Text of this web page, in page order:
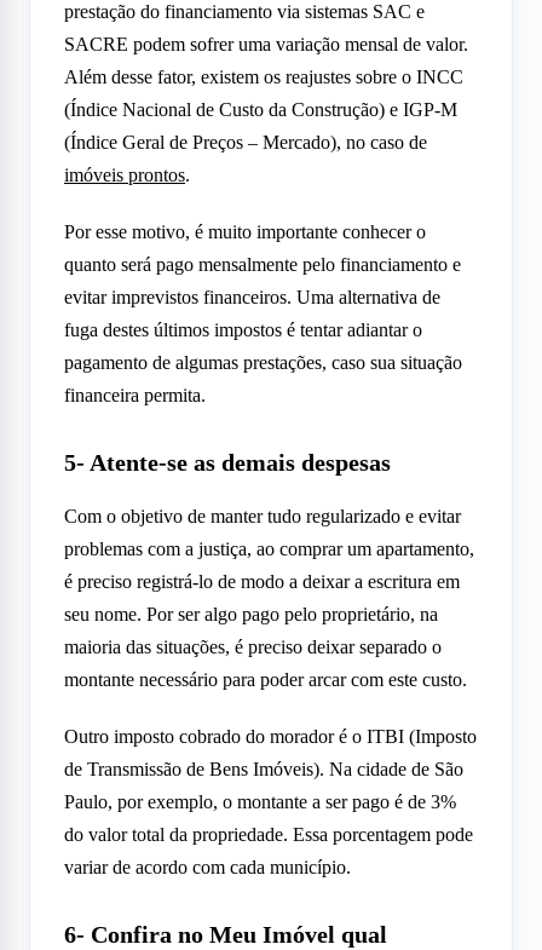
prestação do financiamento via sistemas SAC e
SACRE podem sofrer uma variação mensal de valor.
Além desse fator, existem os reajustes sobre o INCC
(Índice Nacional de Custo da Construção) e IGP-M
(Índice Geral de Preços – Mercado), no caso de
imóveis prontos.
Por esse motivo, é muito importante conhecer o
quanto será pago mensalmente pelo financiamento e
evitar imprevistos financeiros. Uma alternativa de
fuga destes últimos impostos é tentar adiantar o
pagamento de algumas prestações, caso sua situação
financeira permita.
5- Atente-se as demais despesas
Com o objetivo de manter tudo regularizado e evitar
problemas com a justiça, ao comprar um apartamento,
é preciso registrá-lo de modo a deixar a escritura em
seu nome. Por ser algo pago pelo proprietário, na
maioria das situações, é preciso deixar separado o
montante necessário para poder arcar com este custo.
Outro imposto cobrado do morador é o ITBI (Imposto
de Transmissão de Bens Imóveis). Na cidade de São
Paulo, por exemplo, o montante a ser pago é de 3%
do valor total da propriedade. Essa porcentagem pode
variar de acordo com cada município.
6- Confira no Meu Imóvel qual